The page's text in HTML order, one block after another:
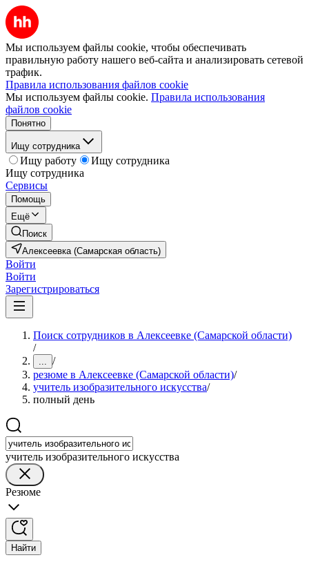
Мы используем файлы cookie, чтобы обеспечивать
правильную работу нашего веб-сайта и анализировать сетевой
трафик.
Правила использования файлов cookie
Мы используем файлы cookie. Правила использования
файлов cookie
Понятно
Ищу сотрудника
Ищу работу
Ищу сотрудника
Ищу сотрудника
Сервисы
Помощь
Ещё
Поиск
Алексеевка (Самарская область)
Войти
Войти
Зарегистрироваться
Поиск сотрудников в Алексеевке (Самарской области)
/
... /
резюме в Алексеевке (Самарской области)/
учитель изобразительного искусства/
полный день
учитель изобразительного искусства
Резюме
Найти